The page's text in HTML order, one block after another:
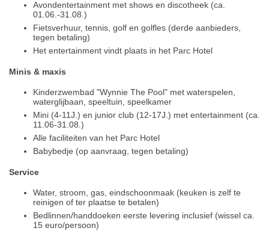
Avondentertainment met shows en discotheek (ca.
01.06.-31.08.)
Fietsverhuur, tennis, golf en golfles (derde aanbieders,
tegen betaling)
Het entertainment vindt plaats in het Parc Hotel
Minis & maxis
Kinderzwembad "Wynnie The Pool" met waterspelen,
waterglijbaan, speeltuin, speelkamer
Mini (4-11J.) en junior club (12-17J.) met entertainment (ca.
11.06-31.08.)
Alle faciliteiten van het Parc Hotel
Babybedje (op aanvraag, tegen betaling)
Service
Water, stroom, gas, eindschoonmaak (keuken is zelf te
reinigen of ter plaatse te betalen)
Bedlinnen/handdoeken eerste levering inclusief (wissel ca.
15 euro/persoon)